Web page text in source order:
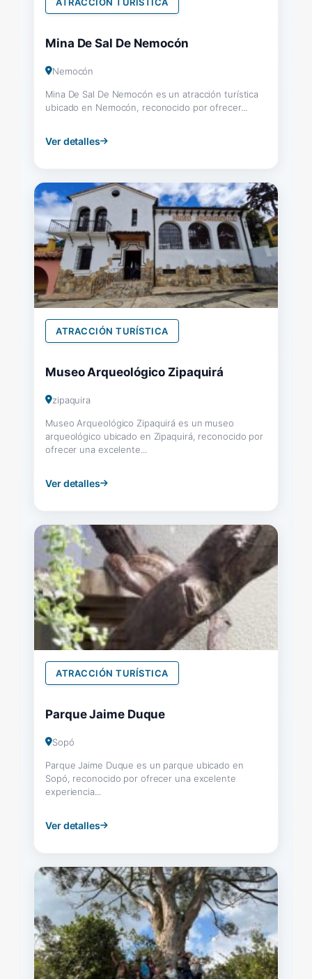
Mina De Sal De Nemocón
Nemocón
Mina De Sal De Nemocón es un atracción turística
ubicado en Nemocón, reconocido por ofrecer...
Ver detalles
ATRACCIÓN TURÍSTICA
Museo Arqueológico Zipaquirá
zipaquira
Museo Arqueológico Zipaquirá es un museo
arqueológico ubicado en Zipaquirá, reconocido por
ofrecer una excelente...
Ver detalles
ATRACCIÓN TURÍSTICA
Parque Jaime Duque
Sopó
Parque Jaime Duque es un parque ubicado en
Sopó, reconocido por ofrecer una excelente
experiencia...
Ver detalles